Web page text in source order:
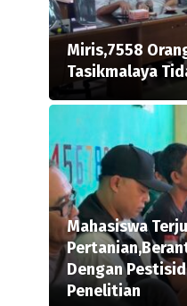
Miris,7558
Tasikmalaya
Mahasiswa
Dengan
Penelitian